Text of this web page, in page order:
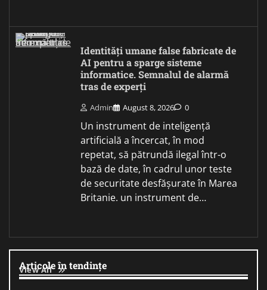
Identități umane false fabricate de
AI pentru a sparge sisteme
informatice. Semnalul de alarmă
tras de experți
Admin August 8, 2026 0
Un instrument de inteligență
artificială a încercat, în mod
repetat, să pătrundă ilegal într-o
bază de date, în cadrul unor teste
de securitate desfășurate în Marea
Britanie. un instrument de…
Articole în tendințe
View All